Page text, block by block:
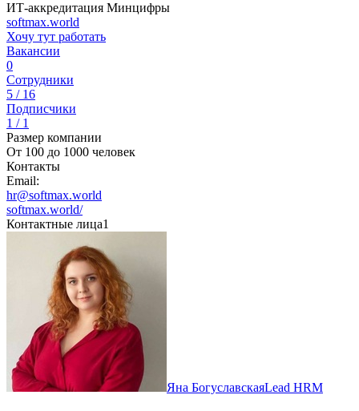
ИТ-аккредитация Минцифры
softmax.world
Хочу тут работать
Вакансии
0
Сотрудники
5 / 16
Подписчики
1 / 1
Размер компании
От 100 до 1000 человек
Контакты
Email:
hr@softmax.world
softmax.world/
Контактные лица1
Яна БогуславскаяLead HRM